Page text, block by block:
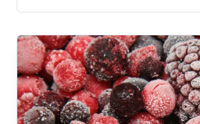
a
n
d
-
m